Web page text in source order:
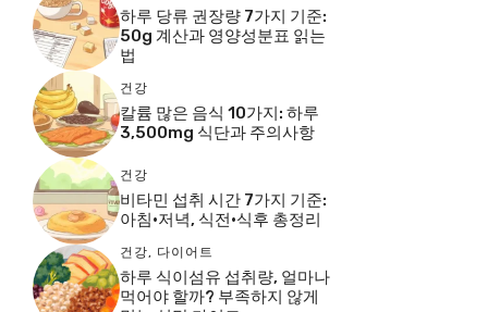
하루 당류 권장량 7가지 기준:
50g 계산과 영양성분표 읽는
법
건강
칼륨 많은 음식 10가지: 하루
3,500mg 식단과 주의사항
건강
비타민 섭취 시간 7가지 기준:
아침·저녁, 식전·식후 총정리
건강, 다이어트
하루 식이섬유 섭취량, 얼마나
먹어야 할까? 부족하지 않게